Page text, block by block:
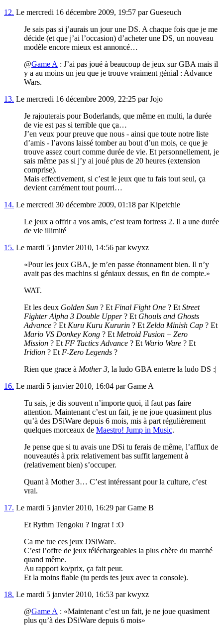
12. Le mercredi 16 décembre 2009, 19:57 par Gueseuch
Je sais pas si j’aurais un jour une DS. A chaque fois que je me
décide (et que j’ai l’occasion) d’acheter une DS, un nouveau
modèle encore mieux est annoncé…
@Game A : J’ai pas joué à beaucoup de jeux sur GBA mais il
y a au moins un jeu que je trouve vraiment génial : Advance
Wars.
13. Le mercredi 16 décembre 2009, 22:25 par Jojo
Je rajouterais pour Boderlands, que même en multi, la durée
de vie est pas si terrible que ça…
J’en veux pour preuve que nous - ainsi que toute notre liste
d’amis - l’avons laissé tomber au bout d’un mois, ce que je
trouve assez court comme durée de vie. Et personnellement, je
sais même pas si j’y ai joué plus de 20 heures (extension
comprise).
Mais effectivement, si c’est le jeux que tu fais tout seul, ça
devient carrément tout pourri…
14. Le mercredi 30 décembre 2009, 01:18 par Kipetchie
Le jeux a offrir a vos amis, c’est team fortress 2. Il a une durée
de vie illimité
15. Le mardi 5 janvier 2010, 14:56 par kwyxz
Pour les jeux GBA, je m’en passe étonnament bien. Il n’y
avait pas des machins si géniaux dessus, en fin de compte.
WAT.
Et les deux Golden Sun ? Et Final Fight One ? Et Street
Fighter Alpha 3 Double Upper? Et Ghouls and Ghosts
Advance ? Et Kuru Kuru Kururin ? Et Zelda Minish Cap ? Et
Mario VS Donkey Kong ? Et Metroid Fusion + Zero
Mission ? Et FF Tactics Advance ? Et Wario Ware ? Et
Iridion ? Et F-Zero Legends ?
Rien que grace à Mother 3, la ludo GBA enterre la ludo DS :|
16. Le mardi 5 janvier 2010, 16:04 par Game A
Tu sais, je dis souvent n’importe quoi, il faut pas faire
attention. Maintenant c’est un fait, je ne joue quasiment plus
qu’à des DSiWare depuis 6 mois, mis à part régulièrement
quelques morceaux de Maestro! Jump in Music.
Je pense que si tu avais une DSi tu ferais de même, l’afflux de
nouveautés à prix relativement bas suffit largement à
(relativement bien) s’occuper.
Quant à Mother 3… C’est intéressant pour la culture, c’est
vrai.
17. Le mardi 5 janvier 2010, 16:29 par Game B
Et Rythm Tengoku ? Ingrat ! :O
Ca me tue ces jeux DSiWare.
C’est l’offre de jeux téléchargeables la plus chère du marché
quand même.
Au rapport ko/prix, ça fait peur.
Et la moins fiable (tu perds tes jeux avec ta console).
18. Le mardi 5 janvier 2010, 16:53 par kwyxz
@Game A :
Maintenant c’est un fait, je ne joue quasiment
plus qu’à des DSiWare depuis 6 mois